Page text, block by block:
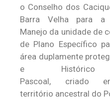
o Conselho dos
Barra Velha para
Manejo da unidade de
de Plano Específico
área duplamente
e
Pascoal, criado
território ancestral do